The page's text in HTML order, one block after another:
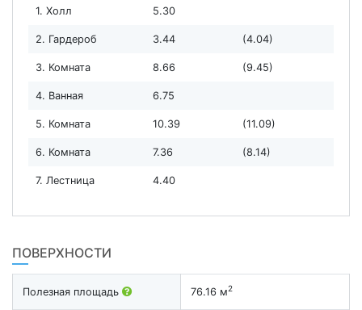
1. Холл 5.30
2. Гардероб 3.44 (4.04)
3. Комната 8.66 (9.45)
4. Ванная 6.75
5. Комната 10.39 (11.09)
6. Комната 7.36 (8.14)
7. Лестница 4.40
ПОВЕРХНОСТИ
Полезная площадь 76.16 м2